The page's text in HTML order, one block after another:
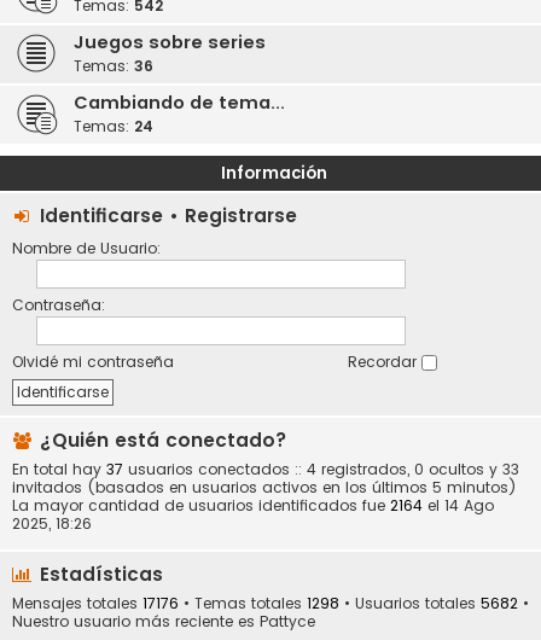
Temas: 542
Juegos sobre series
Temas: 36
Cambiando de tema...
Temas: 24
Información
Identificarse • Registrarse
Nombre de Usuario:
Contraseña:
Olvidé mi contraseña Recordar
¿Quién está conectado?
En total hay 37 usuarios conectados :: 4 registrados, 0 ocultos y 33
invitados (basados en usuarios activos en los últimos 5 minutos)
La mayor cantidad de usuarios identificados fue 2164 el 14 Ago
2025, 18:26
Estadísticas
Mensajes totales 17176 • Temas totales 1298 • Usuarios totales 5682 •
Nuestro usuario más reciente es Pattyce